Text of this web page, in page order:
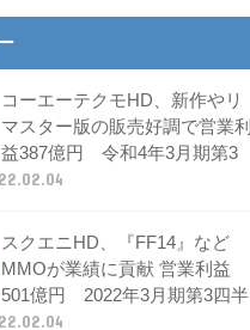
コーエーテクモHD、新作やリ
マスター版の販売好調で営業利
益387億円 令和4年3月期第3
スクエニHD、『FF14』など
MMOが業績に貢献 営業利益
501億円 2022年3月期第3四半